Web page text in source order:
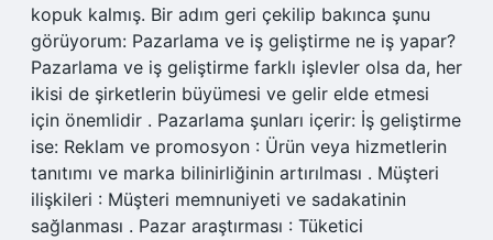
kopuk kalmış. Bir adım geri çekilip bakınca şunu
görüyorum: Pazarlama ve iş geliştirme ne iş yapar?
Pazarlama ve iş geliştirme farklı işlevler olsa da, her
ikisi de şirketlerin büyümesi ve gelir elde etmesi
için önemlidir . Pazarlama şunları içerir: İş geliştirme
ise: Reklam ve promosyon : Ürün veya hizmetlerin
tanıtımı ve marka bilinirliğinin artırılması . Müşteri
ilişkileri : Müşteri memnuniyeti ve sadakatinin
sağlanması . Pazar araştırması : Tüketici